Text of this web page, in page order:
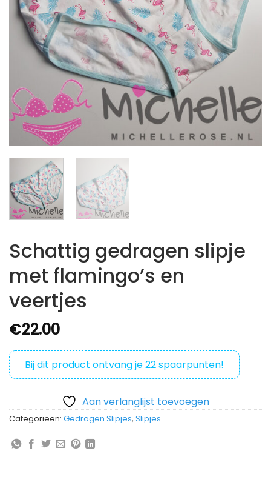
Schattig gedragen slipje
met flamingo’s en
veertjes
€22.00
Bij dit product ontvang je22spaarpunten!
Aan verlanglijst toevoegen
Categorieën: Gedragen Slipjes, Slipjes